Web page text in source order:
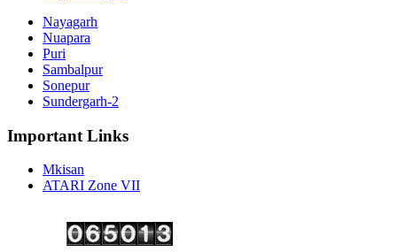
Nayagarh
Nuapara
Puri
Sambalpur
Sonepur
Sundergarh-2
Important Links
Mkisan
ATARI Zone VII